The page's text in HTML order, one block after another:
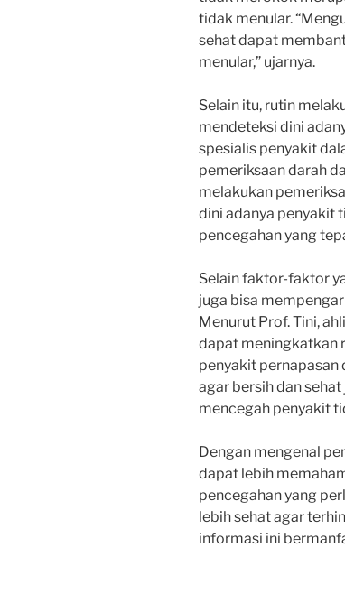
tidak menular.
sehat dapat
menular,” ujarnya.
Selain itu, rutin
mendeteksi dini
spesialis penyakit
pemeriksaan darah
melakukan
dini adanya penyakit
pencegahan yang
Selain faktor-faktor
juga bisa
Menurut Prof. Tini,
dapat meningkatkan
penyakit pernapasan
agar bersih dan
mencegah penyakit
Dengan mengenal
dapat lebih
pencegahan yang
lebih sehat agar
informasi ini